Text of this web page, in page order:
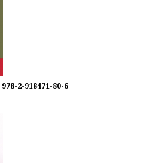
978-2-918471-80-6